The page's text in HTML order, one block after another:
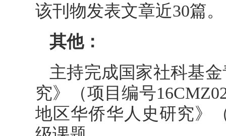
该刊物发表文章近30篇。
其他：
主持完成国家社科基
究》（项目编号
地区华侨华人史研究》